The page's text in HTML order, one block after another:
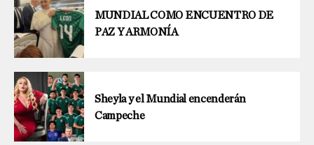
MUNDIAL COMO ENCUENTRO DE
PAZ Y ARMONÍA
Sheyla y el Mundial encenderán
Campeche